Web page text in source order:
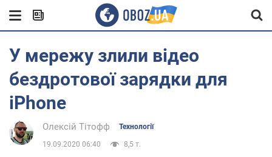
У мережу злили відео
бездротової зарядки для
iPhone
Олексій Тітофф Технології
19.09.2020 06:40 8,5 т.